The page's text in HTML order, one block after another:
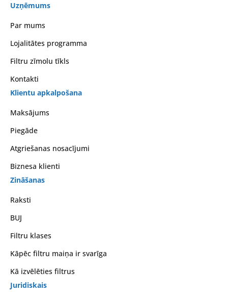
Uzņēmums
Par mums
Lojalitātes programma
Filtru zīmolu tīkls
Kontakti
Klientu apkalpošana
Maksājums
Piegāde
Atgriešanas nosacījumi
Biznesa klienti
Zināšanas
Raksti
BUJ
Filtru klases
Kāpēc filtru maiņa ir svarīga
Kā izvēlēties filtrus
Juridiskais